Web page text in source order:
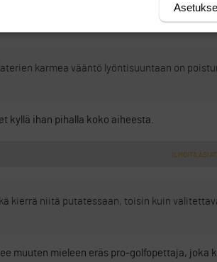
ILMOITA
karmea vääntö lyöntisuuntaan on
kyllä ihan pihalla koko aiheesta.
ILMOITA
kierrä niitä putatessaan, toisin kuin
muuten mieleen eräs pro-golfopettaja, joka